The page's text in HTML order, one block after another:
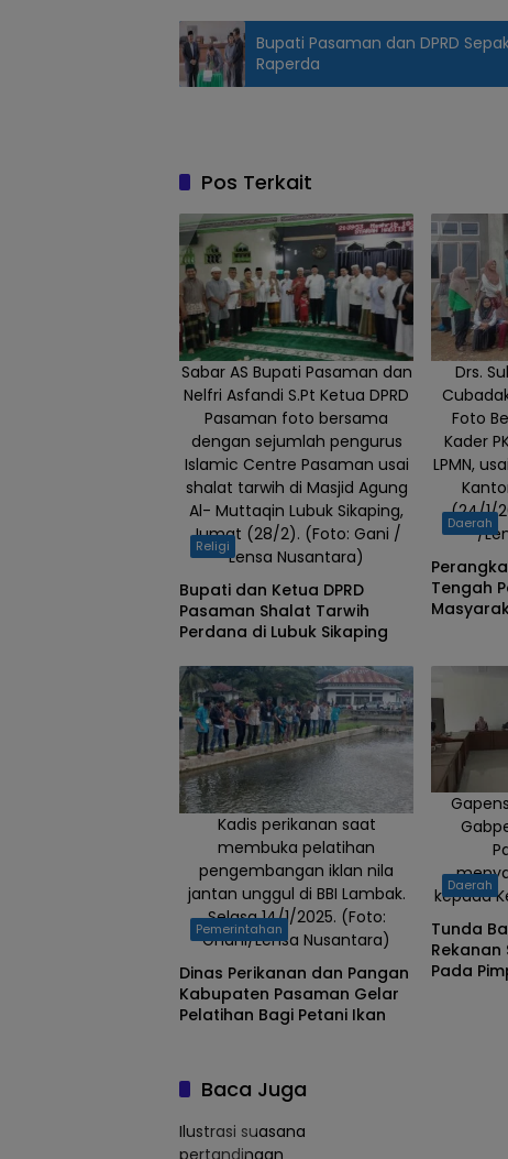
Bupati Pasaman dan DPRD
Raperda
Pos Terkait
Sabar AS Bupati Pasaman dan
Nelfri Asfandi S.Pt Ketua DPRD
Pasaman foto bersama
dengan sejumlah pengurus
Islamic Centre Pasaman usai
shalat tarwih di Masjid Agung
Al- Muttaqin Lubuk Sikaping,
Jumat (28/2). (Foto: Gani /
Lensa Nusantara)
Religi
Bupati dan Ketua DPRD
Pasaman Shalat Tarwih
Perdana di Lubuk Sikaping
Drs.
Foto
Kader
LPMN,
(24/1/
/
Daerah
Tengah
Kadis perikanan saat
membuka pelatihan
pengembangan iklan nila
jantan unggul di BBI Lambak.
Selasa 14/1/2025. (Foto:
Ghani/Lensa Nusantara)
Pemerintahan
Dinas Perikanan dan Pangan
Kabupaten Pasaman Gelar
Pelatihan Bagi Petani Ikan
kepada
Daerah
Tunda
Rekanan
Pada
Baca Juga
Ilustrasi suasana